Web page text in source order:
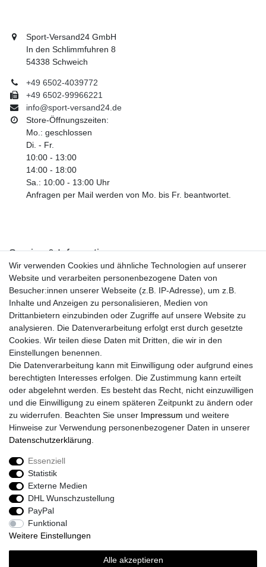
Sport-Versand24 GmbH
In den Schlimmfuhren 8
54338 Schweich
+49 6502-4039772
+49 6502-99966221
info@sport-versand24.de
Store-Öffnungszeiten:
Mo.: geschlossen
Di. - Fr.
10:00 - 13:00
14:00 - 18:00
Sa.: 10:00 - 13:00 Uhr
Anfragen per Mail werden von Mo. bis Fr. beantwortet.
Service & Informationen
Kontakt
Retouren
Widerrufsrecht
Widerrufs­formular
Impressum
Daten­schutz­erklärung
AGB
Größentabelle
Kataloge
Barrierefreiheitserklärung
Sicherheitsinformationen
Zahlung und Versand
Sport-Versand24 Community
Wir verwenden Cookies und ähnliche Technologien auf unserer
Website und verarbeiten personenbezogene Daten von
Besucher:innen unserer Webseite (z.B. IP-Adresse), um z.B.
Inhalte und Anzeigen zu personalisieren, Medien von
Drittanbietern einzubinden oder Zugriffe auf unsere Website zu
analysieren. Die Datenverarbeitung erfolgt erst durch gesetzte
Cookies. Wir teilen diese Daten mit Dritten, die wir in den
Einstellungen benennen.
Die Datenverarbeitung kann mit Einwilligung oder aufgrund eines
berechtigten Interesses erfolgen. Die Zustimmung kann erteilt
oder abgelehnt werden. Es besteht das Recht, nicht einzuwilligen
und die Einwilligung zu einem späteren Zeitpunkt zu ändern oder
zu widerrufen. Beachten Sie unser Impressum und weitere
Hinweise zur Verwendung personenbezogener Daten in unserer
Daten­schutz­erklärung
Essenziell
Statistik
Externe Medien
DHL Wunschzustellung
PayPal
Funktional
Weitere Einstellungen
Alle akzeptieren